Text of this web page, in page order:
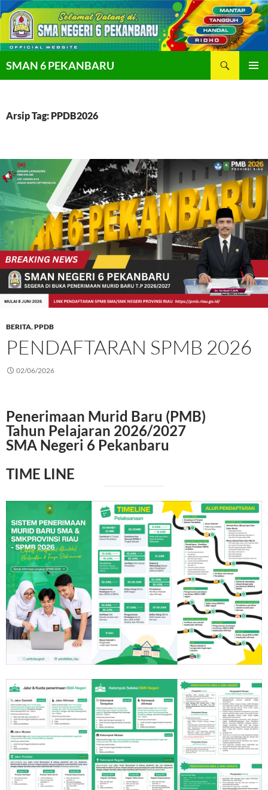
Langsung
ke
SMAN 6 PEKANBARU
Arsip Tag: PPDB2026
BERITA,PPDB
PENDAFTARAN SPMB 2026
02/06/2026
Penerimaan Murid Baru (PMB)
Tahun Pelajaran 2026/2027
SMA Negeri 6 Pekanbaru
TIME LINE